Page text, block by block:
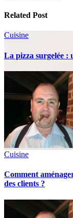
Related Post
Cuisine
La pizza surgelée :
Cuisine
Comment
des clients ?